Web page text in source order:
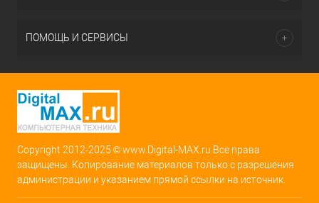
ПОМОЩЬ И СЕРВИСЫ
Copyright 2012-2025 © www.Digital-MAX.ru Все права
защищены. Копирование материалов только с разрешения
администрации и указанием прямой ссылки на источник.